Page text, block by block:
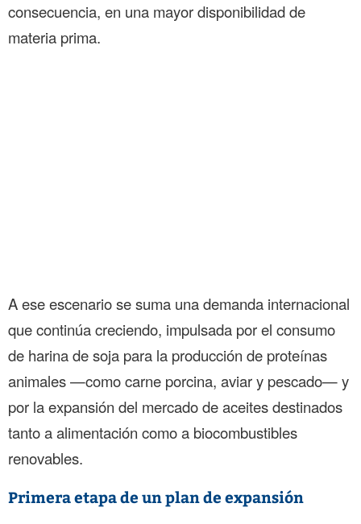
consecuencia, en una mayor disponibilidad de
materia prima.
A ese escenario se suma una demanda internacional
que continúa creciendo, impulsada por el consumo
de harina de soja para la producción de proteínas
animales —como carne porcina, aviar y pescado— y
por la expansión del mercado de aceites destinados
tanto a alimentación como a biocombustibles
renovables.
Primera etapa de un plan de expansión